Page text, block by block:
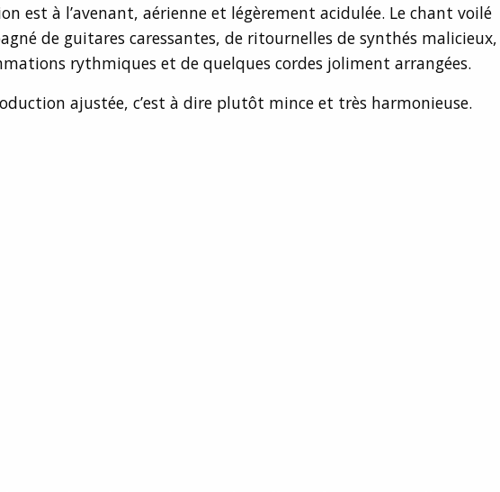
est à l’avenant, aérienne et légèrement acidulée. Le chant voilé
de guitares caressantes, de ritournelles de synthés malicieux,
rythmiques et de quelques cordes joliment arrangées.
ajustée, c’est à dire plutôt mince et très harmonieuse.